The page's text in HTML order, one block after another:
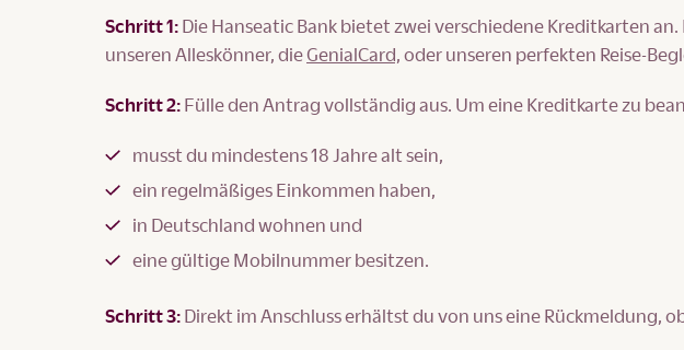
Schritt 1: Die Hanseatic Bank bietet zwei verschiedene Kreditkarten
unseren Alleskönner, dieGenialCard, oder unseren perfekten Reise-
Schritt 2: Fülle den Antrag vollständig aus. Um eine Kreditkarte zu
musst du mindestens 18 Jahre alt sein,
ein regelmäßiges Einkommen haben,
in Deutschland wohnen und
eine gültige Mobilnummer besitzen.
Schritt 3: Direkt im Anschluss erhältst du von uns eine Rückmeldung,